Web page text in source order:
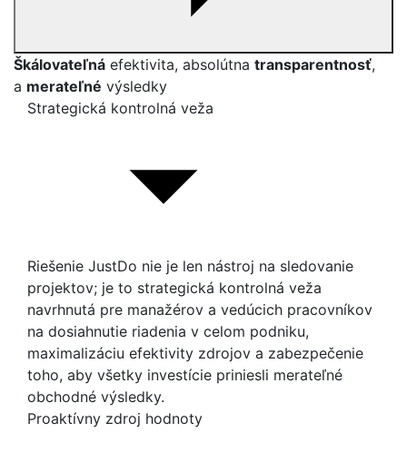
Škálovateľná efektivita, absolútna transparentnosť,
a merateľné výsledky
Strategická kontrolná veža
Riešenie JustDo nie je len nástroj na sledovanie
projektov; je to strategická kontrolná veža
navrhnutá pre manažérov a vedúcich pracovníkov
na dosiahnutie riadenia v celom podniku,
maximalizáciu efektivity zdrojov a zabezpečenie
toho, aby všetky investície priniesli merateľné
obchodné výsledky.
Proaktívny zdroj hodnoty